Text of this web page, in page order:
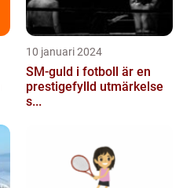
10 januari 2024
SM-guld i fotboll är en
prestigefylld utmärkelse
s...